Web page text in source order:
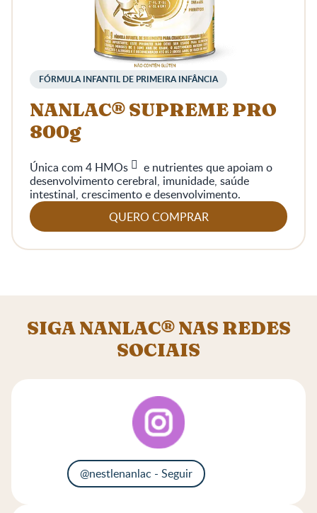
FÓRMULA INFANTIL DE PRIMEIRA INFÂNCIA
NANLAC® SUPREME PRO
800g
Única com 4 HMOs
e nutrientes que apoiam o
desenvolvimento cerebral, imunidade, saúde
intestinal, crescimento e desenvolvimento.
QUERO COMPRAR
SIGA NANLAC® NAS REDES
SOCIAIS
@nestlenanlac - Seguir